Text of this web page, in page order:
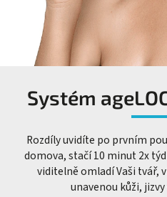
Systém
Rozdíly uvidíte po prvním
domova, stačí 10 minut 2x
viditelně omladí Vaši tvář,
unavenou kůži,